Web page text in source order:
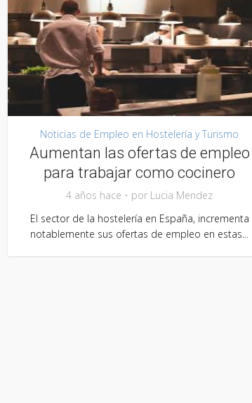
Noticias de Empleo en Hostelería y Turismo
Aumentan las ofertas de empleo
para trabajar como cocinero
4 años hace por Lucia Mendez
El sector de la hostelería en España, incrementa
notablemente sus ofertas de empleo en estas...